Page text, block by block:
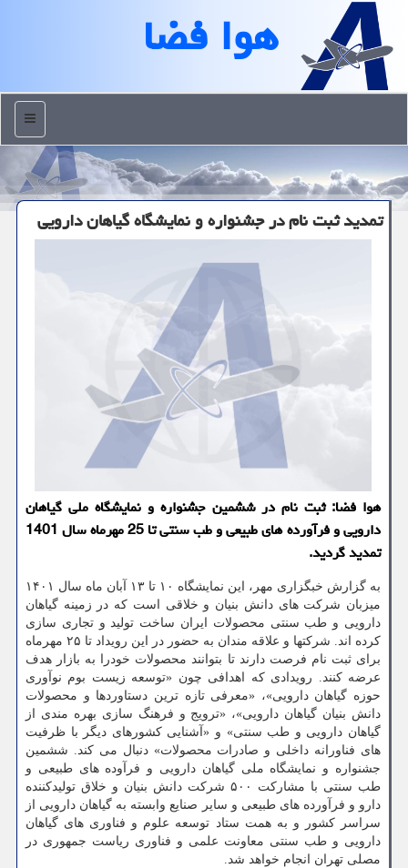
هوا فضا
منو
تمدید ثبت نام در جشنواره و نمایشگاه گیاهان دارویی
هوا فضا: ثبت نام در ششمین جشنواره و نمایشگاه ملی گیاهان
دارویی و فرآورده های طبیعی و طب سنتی تا 25 مهرماه سال 1401
تمدید گردید.
به گزارش خبگزاری مهر، این نمایشگاه ۱۰ تا ۱۳ آبان ماه سال ۱۴۰۱
میزبان شرکت های دانش بنیان و خلاقی است که در زمینه گیاهان
دارویی و طب سنتی محصولات ایران ساخت تولید و تجاری سازی
کرده اند. شرکتها و علاقه مندان به حضور در این رویداد تا ۲۵ مهرماه
برای ثبت نام فرصت دارند تا بتوانند محصولات خودرا به بازار هدف
عرضه کنند. رویدادی که اهدافی چون «توسعه زیست بوم نوآوری
حوزه گیاهان دارویی»، «معرفی تازه ترین دستاوردها و محصولات
دانش بنیان گیاهان دارویی»، «ترویج و فرهنگ سازی بهره مندی از
گیاهان دارویی و طب سنتی» و «آشنایی کشورهای دیگر با ظرفیت
های فناورانه داخلی و صادرات محصولات» دنبال می کند. ششمین
جشنواره و نمایشگاه ملی گیاهان دارویی و فرآوده های طبیعی و
طب سنتی با مشارکت ۵۰۰ شرکت دانش بنیان و خلاق تولیدکننده
دارو و فرآورده های طبیعی و سایر صنایع وابسته به گیاهان دارویی از
سراسر کشور و به همت ستاد توسعه علوم و فناوری های گیاهان
دارویی و طب سنتی معاونت علمی و فناوری ریاست جمهوری در
مصلی تهران انجام خواهد شد.